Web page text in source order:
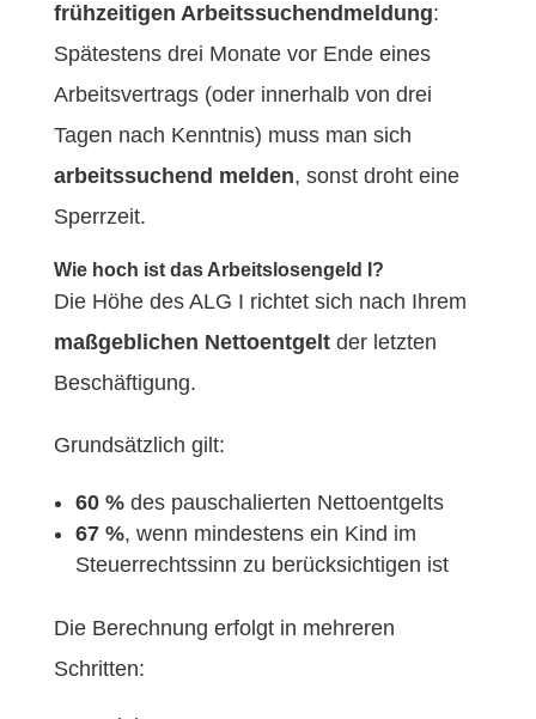
frühzeitigen Arbeitssuchendmeldung:
Spätestens drei Monate vor Ende eines
Arbeitsvertrags (oder innerhalb von drei
Tagen nach Kenntnis) muss man sich
arbeitssuchend melden, sonst droht eine
Sperrzeit.
Wie hoch ist das Arbeitslosengeld I?
Die Höhe des ALG I richtet sich nach Ihrem
maßgeblichen Nettoentgeltder letzten
Beschäftigung.
Grundsätzlich gilt:
60 %des pauschalierten Nettoentgelts
67 %, wenn mindestens ein Kind im
Steuerrechtssinn zu berücksichtigen ist
Die Berechnung erfolgt in mehreren
Schritten: